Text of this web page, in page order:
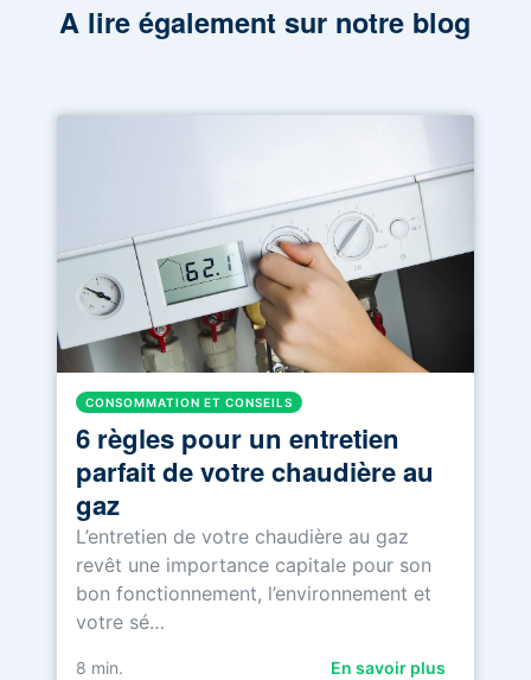
A lire également sur notre blog
CONSOMMATION ET CONSEILS
6 règles pour un entretien
parfait de votre chaudière au
gaz
L’entretien de votre chaudière au gaz
revêt une importance capitale pour son
bon fonctionnement, l’environnement et
votre sé…
8 min. En savoir plus